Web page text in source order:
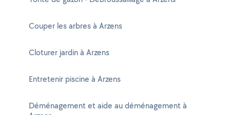
Couper les arbres à Arzens
Cloturer jardin à Arzens
Entretenir piscine à Arzens
Déménagement et aide au déménagement à